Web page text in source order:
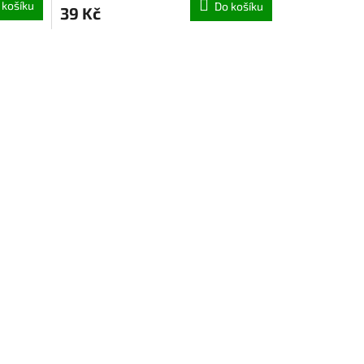
košíku 39 Kč Do košíku